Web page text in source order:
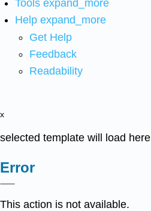
Tools expand_more
Help expand_more
Get Help
Feedback
Readability
x
selected template will load here
Error
This action is not available.